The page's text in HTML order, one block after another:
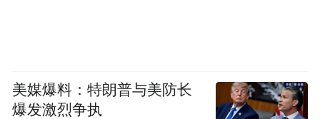
美媒爆料：特朗普与美防长
爆发激烈争执